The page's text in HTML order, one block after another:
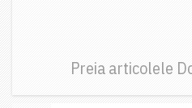
Preia articolele